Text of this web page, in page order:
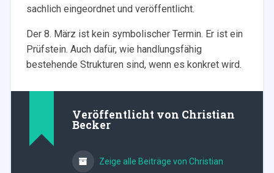
sachlich eingeordnet und veröffentlicht.
Der 8. März ist kein symbolischer Termin. Er ist ein
Prüfstein. Auch dafür, wie handlungsfähig
bestehende Strukturen sind, wenn es konkret wird.
Veröffentlicht von Christian
Becker
Zeige alle Beiträge von Christian